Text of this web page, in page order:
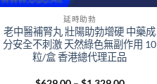
延時助勃
老中醫補腎丸 壯陽助勃增硬 中藥成
分安全不刺激 天然綠色無副作用 10
粒/盒 香港總代理正品